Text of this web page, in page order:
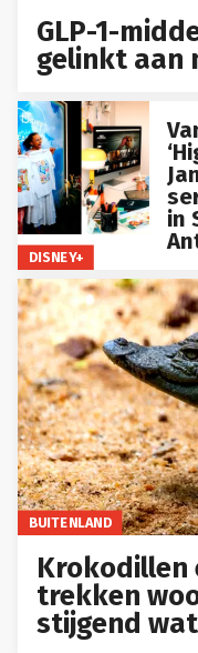
GLP-1-
gelinkt aan
DISNEY+
in
BUITENLAND
Krokodillen
trekken
stijgend